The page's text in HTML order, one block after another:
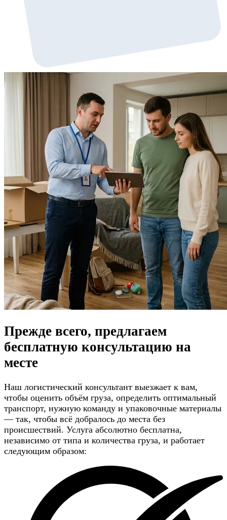
Прежде всего, предлагаем
бесплатную консультацию на
месте
Наш логистический консультант выезжает к вам,
чтобы оценить объём груза, определить оптимальный
транспорт, нужную команду и упаковочные материалы
— так, чтобы всё добралось до места без
происшествий. Услуга абсолютно бесплатна,
независимо от типа и количества груза, и работает
следующим образом: